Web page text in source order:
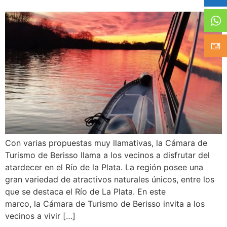
Con varias propuestas muy llamativas, la Cámara de
Turismo de Berisso llama a los vecinos a disfrutar del
atardecer en el Río de la Plata. La región posee una
gran variedad de atractivos naturales únicos, entre los
que se destaca el Río de La Plata. En este
marco, la Cámara de Turismo de Berisso invita a los
vecinos a vivir […]